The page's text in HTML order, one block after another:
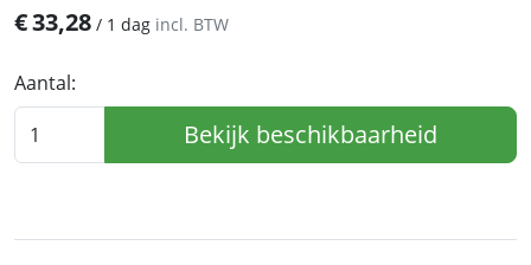
€33,28 / 1 dag incl. BTW
Aantal:
Bekijk beschikbaarheid